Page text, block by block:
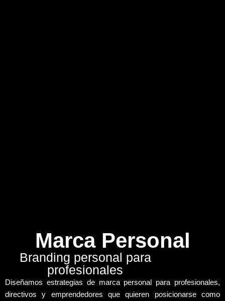
Marca Personal
Branding personal para
profesionales
Diseñamos estrategias de marca personal para profesionales,
directivos y emprendedores que quieren posicionarse como